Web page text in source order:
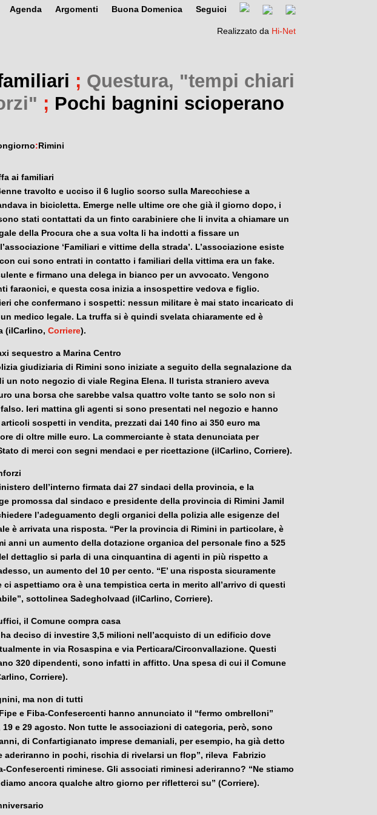
Agenda Argomenti Buona Domenica Seguici
Realizzato da Hi-Net
; Questura, "tempi chiari
; Pochi bagnini scioperano
:Rimini
ai familiari
travolto e ucciso il 6 luglio scorso sulla Marecchiese a
in bicicletta. Emerge nelle ultime ore che già ilgiorno dopo, i
stati contattati da un finto carabiniere che li invita a chiamare un
della Procura che a sua volta li ha indotti a fissare un
‘Familiari e vittime della strada’. L’associazione esiste
cui sono entrati in contatto i familiari della vittima era un fake.
e firmano una delega in bianco per un avvocato. Vengono
faraonici, e questa cosa inizia a insospettire vedova e figlio.
che confermano i sospetti: nessun militare è mai stato incaricato di
medico legale. La truffa si è quindi svelata chiaramente ed è
(ilCarlino,Corriere).
sequestro a Marina Centro
giudiziaria di Rimini sono iniziate a seguito della segnalazione da
un noto negozio di viale Regina Elena. Il turista straniero aveva
una borsa che sarebbe valsa quattro volte tanto se solo non si
Ieri mattina gli agenti si sono presentati nel negozio e hanno
sospetti in vendita, prezzati dai 140 fino ai 350 euro ma
di oltre mille euro. La commerciante è stata denunciata per
di merci con segni mendaci e per ricettazione (ilCarlino, Corriere).
dell’interno firmata dai 27 sindaci della provincia, e la
promossa dal sindaco e presidente della provincia di Rimini Jamil
l’adeguamento degli organici della polizia alle esigenze del
è arrivata una risposta. “Per la provincia di Rimini in particolare, è
anni un aumento della dotazione organica del personale fino a 525
dettaglio si parla di una cinquantina di agenti in più rispetto a
un aumento del 10 per cento. “E’ una risposta sicuramente
ci aspettiamo ora è una tempistica certa in merito all’arrivo di questi
sottolinea Sadegholvaad (ilCarlino, Corriere).
il Comune compra casa
ha deciso di investire 3,5 milioni nell’acquisto di un edificio dove
in via Rosaspina e via Perticara/Circonvallazione. Questi
320 dipendenti, sono infatti in affitto. Una spesa di cui il Comune
Corriere).
ma non di tutti
e Fiba-Confesercenti hanno annunciato il “fermo ombrelloni”
19 e 29 agosto. Non tutte le associazioni di categoria, però, sono
di Confartigianato imprese demaniali, per esempio, ha già detto
aderiranno in pochi, rischia di rivelarsi un flop”, rileva Fabrizio
Confesercenti riminese. Gli associati riminesi aderiranno? “Ne stiamo
ancora qualche altrogiorno per rifletterci su” (Corriere).